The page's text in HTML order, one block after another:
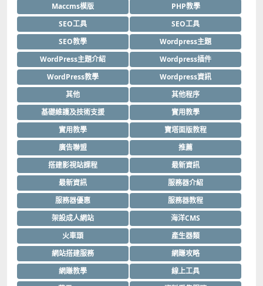
Maccms模版
PHP教學
SEO工具
SEO工具
SEO教學
Wordpress主題
WordPress主題介紹
Wordpress插件
WordPress教學
Wordpress資訊
其他
其他程序
基礎維護及技術支援
實用教學
實用教學
寶塔面版教程
廣告聯盟
推薦
搭建影視站課程
最新資訊
最新資訊
服務器介紹
服務器優惠
服務器教程
架設成人網站
海洋CMS
火車頭
產生器類
網站搭建服務
網賺攻略
網賺教學
線上工具